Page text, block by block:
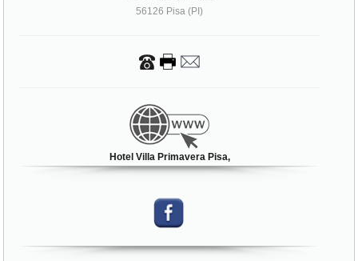
56126 Pisa (PI)
Hotel Villa Primavera Pisa,